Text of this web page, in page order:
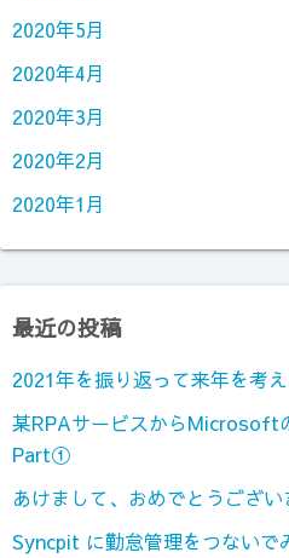
2020年5月
2020年4月
2020年3月
2020年2月
2020年1月
最近の投稿
2021年を振り返って来年を考
某RPAサービスからMicrosoft
Part①
あけまして、おめでとうござい
Syncpit に勤怠管理をつないで